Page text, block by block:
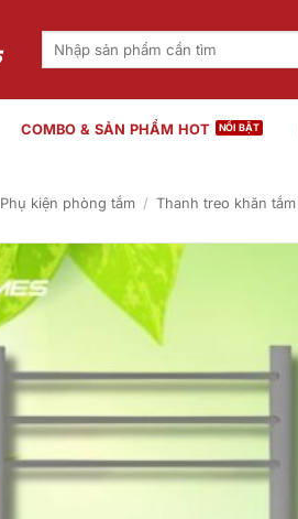
Tìm
COMBO & SẢN PHẨM HOT
Phụ kiện phòng tắm / Thanh treo khăn tắm